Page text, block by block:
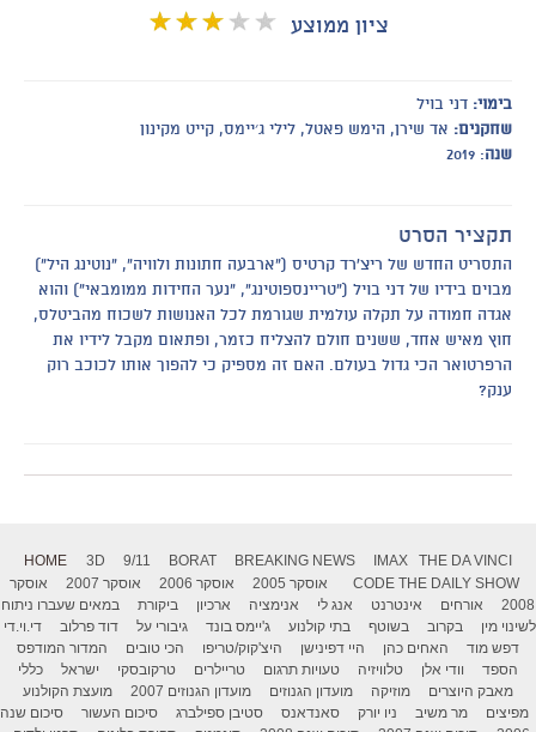
ציון ממוצע
בימוי: דני בויל
שחקנים: אד שירן, הימש פאטל, לילי ג׳יימס, קייט מקינון
שנה: 2019
תקציר הסרט
התסריט החדש של ריצ'רד קרטיס ("ארבעה חתונות ולוויה", "נוטינג היל")
מבוים בידיו של דני בויל ("טריינספוטינג", "נער החידות ממומבאי") והוא
אגדה חמודה על תקלה עולמית שגורמת לכל האנושות לשכוח מהביטלס,
חוץ מאיש אחד, ששנים חולם להצליח כזמר, ופתאום מקבל לידיו את
הרפרטואר הכי גדול בעולם. האם זה מספיק כי להפוך אותו לכוכב רוק
ענק?
HOME 3D 9/11 BORAT BREAKING NEWS IMAX
THE DA VINCI
CODE THE DAILY SHOW אוסקר 2005 אוסקר 2006 אוסקר 2007
אוסקר
2008
אורחים אינטרנט אנג לי אנימציה ארכיון ביקורת
במאים שעברו ניתוח
לשינוי מין
בקרוב בשוטף בתי קולנוע ג'יימס בונד גיבורי על דוד פרלוב
די.וי.די
דפש מוד
האחים כהן היי דפינישן היצ'קוק/טריפו הכי טובים
המדור המודפס
הספד
וודי אלן טלוויזיה טעויות תרגום טריילרים טרקובסקי ישראל
כללי
מאבק היוצרים
מוזיקה מועדון הגנוזים מועדון הגנוזים 2007
מועצת הקולנוע
מפיצים
מר משיב ניו יורק סאנדאנס סטיבן ספילברג סיכום העשור
סיכום שנה